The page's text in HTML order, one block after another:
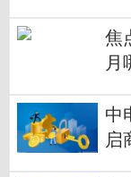
焦
月
中
启